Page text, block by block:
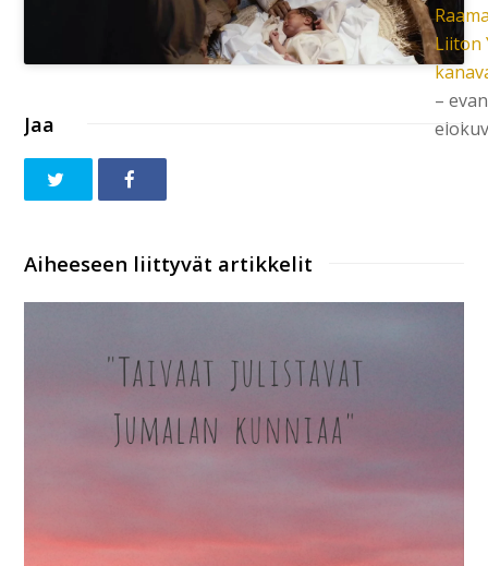
Liiton
–
Jaa
Aiheeseen liittyvät artikkelit